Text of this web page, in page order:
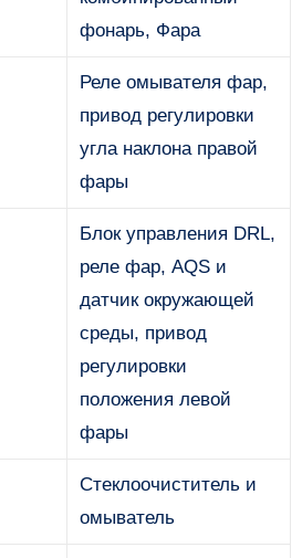
фонарь, Фара
Реле омывателя фар,
привод регулировки
угла наклона правой
фары
Блок управления DRL,
реле фар, AQS и
датчик окружающей
среды, привод
регулировки
положения левой
фары
Стеклоочиститель и
омыватель